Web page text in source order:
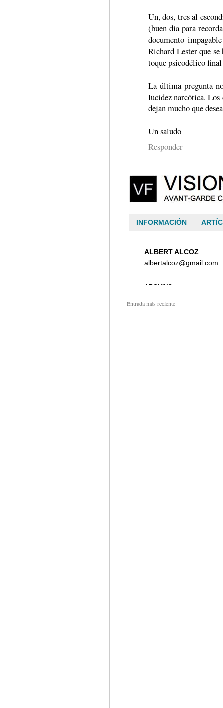
Un, dos, tres al
(buen día para
documento
Richard Lester que
toque psicodélico
La última pregunta
lucidez narcótica. Los
dejan mucho que
Un saludo
Responder
Entrada más reciente